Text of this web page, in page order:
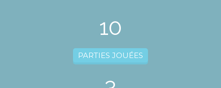
10
PARTIES JOUÉES